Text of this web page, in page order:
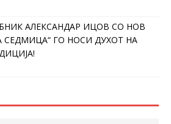
АЛЕКСАНДАР ИЦОВ СО НОВ
СЕДМИЦА“ ГО НОСИ ДУХОТ НА